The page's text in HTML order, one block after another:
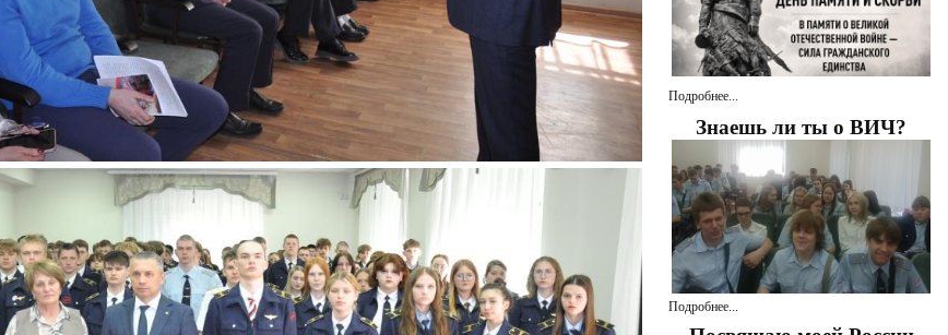
Подробнее...
Знаешь ли ты о ВИЧ?
Подробнее...